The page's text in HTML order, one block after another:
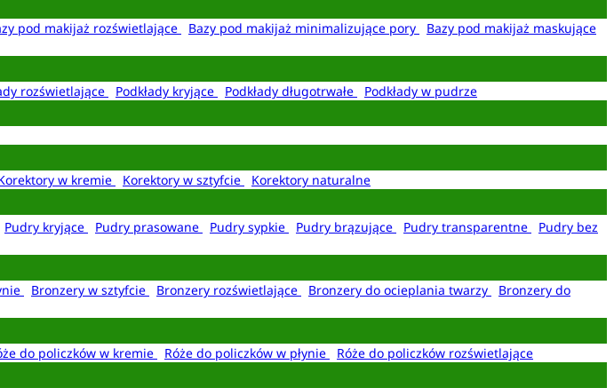
pod makijaż rozświetlające Bazy pod makijaż minimalizujące pory
Bazy pod makijaż maskujące
rozświetlające Podkłady kryjące Podkłady długotrwałe
Podkłady w pudrze
w kremie Korektory w sztyfcie
Korektory naturalne
Pudry kryjące Pudry prasowane Pudry sypkie Pudry brązujące Pudry transparentne
Pudry bez
Bronzery w sztyfcie Bronzery rozświetlające Bronzery do ocieplania twarzy
Bronzery do
do policzków w kremie Róże do policzków w płynie
Róże do policzków rozświetlające